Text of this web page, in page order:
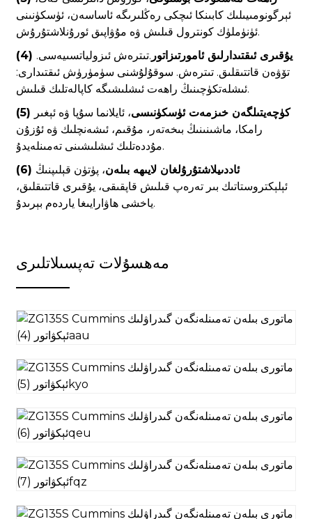
ئېرگونومىيىلىك كابىنكا ئىچكى رەڭلىرىگە ئاساسەن، ئۈسكۈنىنى
ئۈنۈملۈك كونترول قىلىش ۋە مۇۋاپىق ئورۇنلاشتۇرۇش.
(4) يۇقىرى ئىقتىدارلىق ئامورتىزاتور .تىترەش ئىزولياتسىيەسى.
تۆۋەن قاتتىقلىق. تىترەش. سوقۇلۇشنى سۈمۈرۈش ئىقتىدارى:
ئىشلەتكۈچىنىڭ راھەت ئىشلىشىگە كاپالەتلىك قىلىش.
(5) كۈچەيتىلگەن خىزمەت ئۈسكۈنىسى، ئايلانما سۇپا ۋە ئېغىر
رامكا، ماشىنىنىڭ بىخەتەر، مۇقىم، ئىشەنچلىك ۋە ئۇزۇن
مۇددەتلىك ئىشلىشىنى تەمىنلەيدۇ.
(6) ئاددىيلاشتۇرۇلغان لايىھە بىلەن، پۈتۈن قېلىپنىڭ
ئېلېكتروستاتىك بىر تەرەپ قىلىش قاپقىقى، يۇقىرى قاتتىقلىق،
ياخشى ھاۋارايىغا ياردەم بېرىدۇ.
مەھسۇلات تەپسىلاتلىرى